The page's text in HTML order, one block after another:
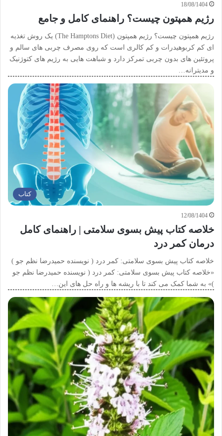
18/08/1404
رژیم همپتون چیست؟ راهنمای کامل و جامع
رژیم همپتون چیست؟ رژیم همپتون (The Hamptons Diet) یک روش تغذیه
ای کم کربوهیدرات و کم کالری است که روی مصرف چربی های سالم و
پروتئین های بدون چربی تمرکز دارد و شباهت هایی به رژیم های کتوژنیک
و مدیترانه…
کتاب
12/08/1404
خلاصه کتاب پیش بسوی سلامتی | راهنمای کامل
درمان کمر درد
خلاصه کتاب پیش بسوی سلامتی: کمر درد ( نویسنده حمیدرضا نظم جو )
«خلاصه کتاب پیش بسوی سلامتی: کمر درد ( نویسنده حمیدرضا نظم جو
)» به شما کمک می کند تا با ریشه ها و راه حل های این…